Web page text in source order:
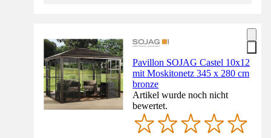
Pavillon SOJAG Castel 10x12
mit Moskitonetz 345 x 280 cm
bronze
Artikel wurde noch nicht
bewertet.